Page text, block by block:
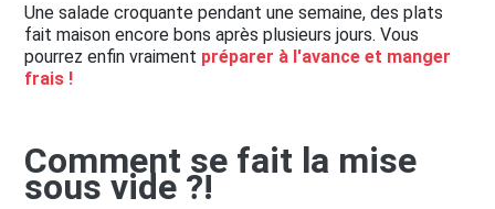
Une salade croquante pendant une semaine, des plats
fait maison encore bons après plusieurs jours. Vous
pourrez enfin vraiment préparer à l'avance et manger
frais !
Comment se fait la mise
sous vide ?!